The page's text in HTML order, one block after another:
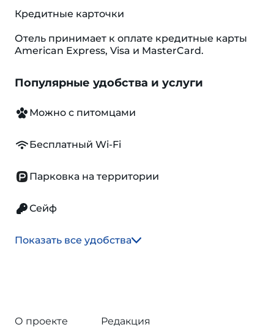
Кредитные карточки
Отель принимает к оплате кредитные карты
American Express, Visa и MasterCard.
Популярные удобства и услуги
Можно с питомцами
Бесплатный Wi-Fi
Парковка на территории
Сейф
Показать все удобства
О проекте
Редакция